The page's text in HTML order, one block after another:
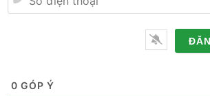
0 GÓP Ý